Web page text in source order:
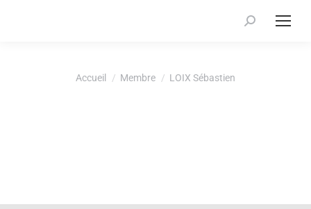
Recherche
Accueil Membre LOIX Sébastien